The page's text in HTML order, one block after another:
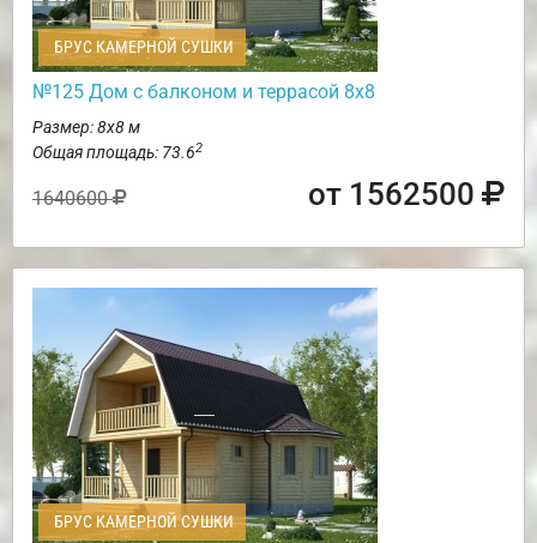
БРУС КАМЕРНОЙ СУШКИ
№125 Дом с балконом и террасой 8х8
Размер: 8х8 м
Общая площадь: 73.62
1640600 от 1562500
БРУС КАМЕРНОЙ СУШКИ